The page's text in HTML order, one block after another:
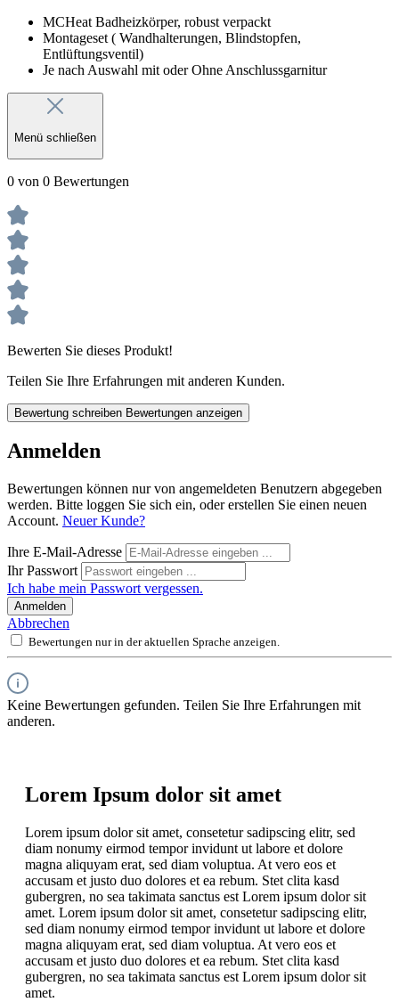
MCHeat Badheizkörper, robust verpackt
Montageset ( Wandhalterungen, Blindstopfen,
Entlüftungsventil)
Je nach Auswahl mit oder Ohne Anschlussgarnitur
Menü schließen
0 von 0 Bewertungen
Bewerten Sie dieses Produkt!
Teilen Sie Ihre Erfahrungen mit anderen Kunden.
Bewertung schreiben Bewertungen anzeigen
Anmelden
Bewertungen können nur von angemeldeten Benutzern abgegeben
werden. Bitte loggen Sie sich ein, oder erstellen Sie einen neuen
Account. Neuer Kunde?
Ihre E-Mail-Adresse
Ihr Passwort
Ich habe mein Passwort vergessen.
Anmelden
Abbrechen
Bewertungen nur in der aktuellen Sprache anzeigen.
Keine Bewertungen gefunden. Teilen Sie Ihre Erfahrungen mit
anderen.
Lorem Ipsum dolor sit amet
Lorem ipsum dolor sit amet, consetetur sadipscing elitr, sed
diam nonumy eirmod tempor invidunt ut labore et dolore
magna aliquyam erat, sed diam voluptua. At vero eos et
accusam et justo duo dolores et ea rebum. Stet clita kasd
gubergren, no sea takimata sanctus est Lorem ipsum dolor sit
amet. Lorem ipsum dolor sit amet, consetetur sadipscing elitr,
sed diam nonumy eirmod tempor invidunt ut labore et dolore
magna aliquyam erat, sed diam voluptua. At vero eos et
accusam et justo duo dolores et ea rebum. Stet clita kasd
gubergren, no sea takimata sanctus est Lorem ipsum dolor sit
amet.